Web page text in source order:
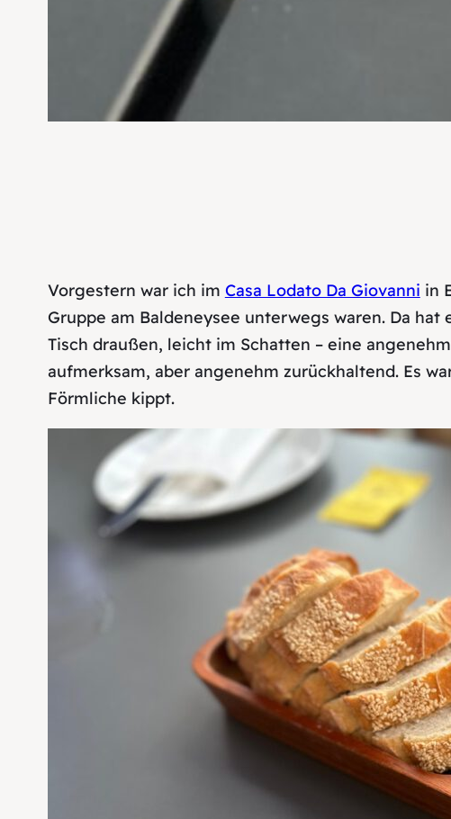
Vorgestern war ich im Casa Lodato Da Giovanni in
Gruppe am Baldeneysee unterwegs waren. Da
Tisch draußen, leicht im Schatten – eine
aufmerksam, aber angenehm zurückhaltend. Es
Förmliche kippt.